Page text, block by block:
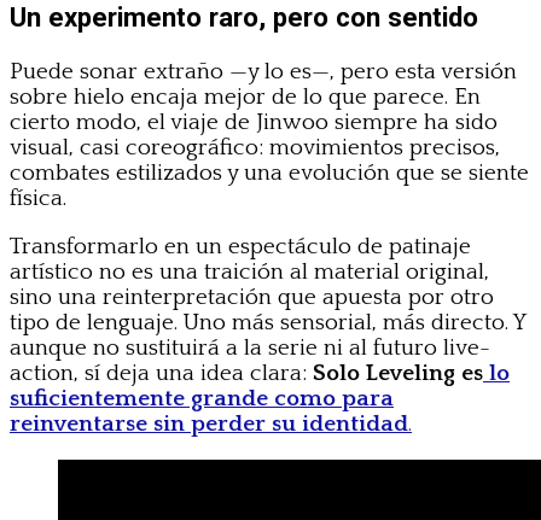
Un experimento raro, pero con sentido
Puede sonar extraño —y lo es—, pero esta versión
sobre hielo encaja mejor de lo que parece. En
cierto modo, el viaje de Jinwoo siempre ha sido
visual, casi coreográfico: movimientos precisos,
combates estilizados y una evolución que se siente
física.
Transformarlo en un espectáculo de patinaje
artístico no es una traición al material original,
sino una reinterpretación que apuesta por otro
tipo de lenguaje. Uno más sensorial, más directo. Y
aunque no sustituirá a la serie ni al futuro live-
action, sí deja una idea clara: Solo Leveling es lo
suficientemente grande como para
reinventarse sin perder su identidad.